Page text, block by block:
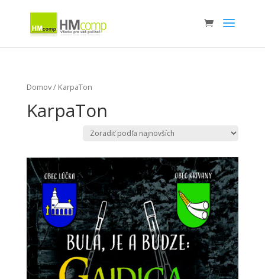
Domov/ KarpaTon
KarpaTon